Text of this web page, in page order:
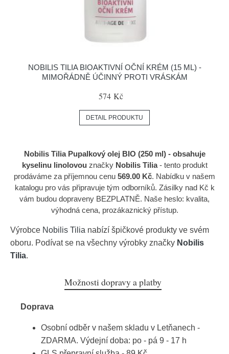
NOBILIS TILIA BIOAKTIVNÍ OČNÍ KRÉM (15 ML) -
MIMOŘÁDNĚ ÚČINNÝ PROTI VRÁSKÁM
574 Kč
DETAIL PRODUKTU
Nobilis Tilia Pupalkový olej BIO (250 ml) - obsahuje
kyselinu linolovou značky Nobilis Tilia- tento produkt
prodáváme za příjemnou cenu 569.00 Kč. Nabídku v našem
katalogu pro vás připravuje tým odborníků. Zásilky nad Kč k
vám budou dopraveny BEZPLATNĚ. Naše heslo: kvalita,
výhodná cena, prozákaznický přístup.
Výrobce Nobilis Tilia nabízí špičkové produkty ve svém
oboru. Podívat se na všechny výrobky značky Nobilis
Tilia.
Možnosti dopravy a platby
Doprava
Osobní odběr v našem skladu v Letňanech -
ZDARMA. Výdejní doba: po - pá 9 - 17 h